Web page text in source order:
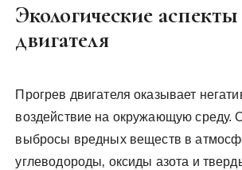
Экологические
двигателя
Прогрев двигателя оказывает
воздействие на окружающую среду.
выбросы вредных веществ в
углеводороды‚ оксиды азота и